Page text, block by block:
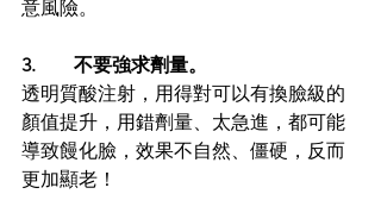
意風險。
3.        不要強求劑量。
透明質酸注射，用得對可以有換臉級的
顏值提升，用錯劑量、太急進，都可能
導致饅化臉，效果不自然、僵硬，反而
更加顯老！